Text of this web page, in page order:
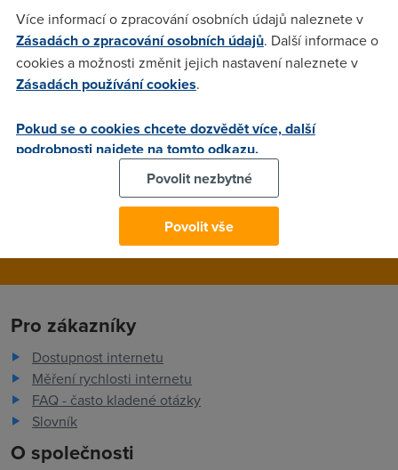
Gibon(25.2.2014 18:38:39)
kampaň pro své existující zákazníky, kterým poskytuje
internetové připojení. Rozeslala všem jednoduchý e-mail -
jasný a stručný. To jestli se vyplatilo "šetřit" se asi teprve
Pro zákazníky
Dostupnost internetu
Měření rychlosti internetu
FAQ - často kladené otázky
Slovník
O společnosti
Více informací o zpracování osobních údajů naleznete v
Zásadách o zpracování osobních údajů. Další informace o
cookies a možnosti změnit jejich nastavení naleznete v
Zásadách používání cookies.
Pokud se o cookies chcete dozvědět více, další
podrobnosti najdete na tomto odkazu.
Povolit nezbytné
Povolit vše